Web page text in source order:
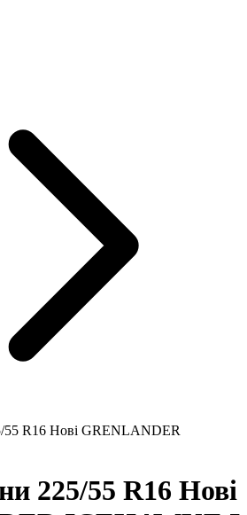
R16 Нові GRENLANDER
225/55 R16 Нові